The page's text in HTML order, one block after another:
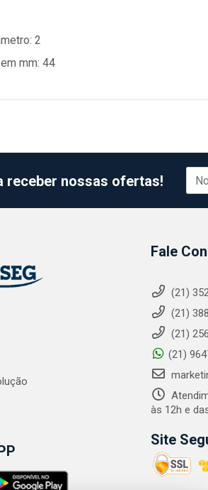
2
mm: 44
receber nossas ofertas!
Fale
(21)
(21)
(21)
(21)
às 12h e
Site